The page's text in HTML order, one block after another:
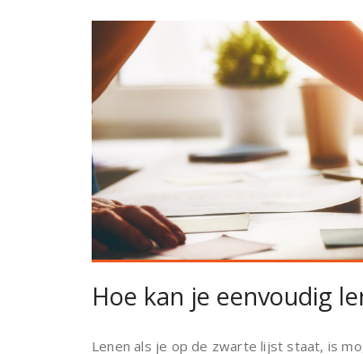
Hoe kan je eenvoudig
Lenen als je op de zwarte lijst staat, is